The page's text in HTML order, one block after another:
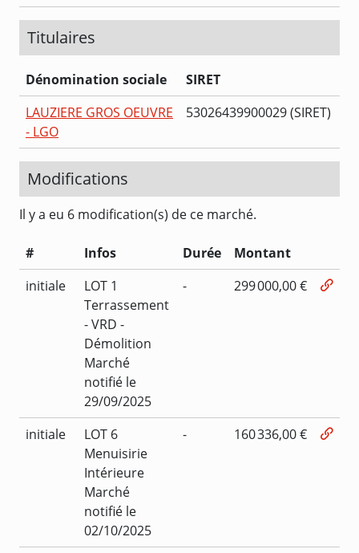
Titulaires
Dénomination sociale
SIRET
LAUZIERE GROS OEUVRE
- LGO
53026439900029 (SIRET)
Modifications
Il y a eu 6 modification(s) de ce marché.
# Infos Durée
Montant
initiale
LOT 1
Terrassement
- VRD -
Démolition
Marché
notifié le
29/09/2025
- 299 000,00 €
initiale
LOT 6
Menuisirie
Intérieure
Marché
notifié le
02/10/2025
- 160 336,00 €